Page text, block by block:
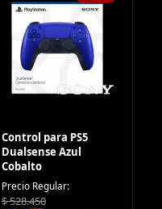
Control para PS5
Dualsense Azul
Cobalto
Precio Regular:
$528.450